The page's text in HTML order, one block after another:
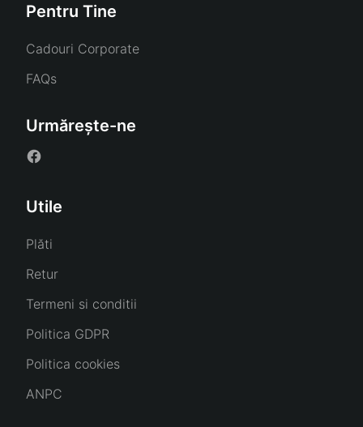
Pentru Tine
Cadouri Corporate
FAQs
Urmărește-ne
Utile
Plăti
Retur
Termeni si conditii
Politica GDPR
Politica cookies
ANPC